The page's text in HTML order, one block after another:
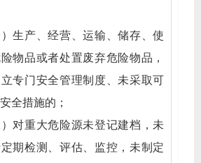
）生产、经营、运输、储存、使
物品或者处置废弃危险物品，
专门安全管理制度、未采取可
全措施的；
）对重大危险源未登记建档，未
期检测、评估、监控，未制定